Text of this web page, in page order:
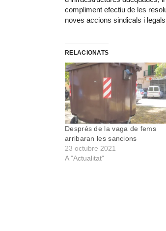
compliment efectiu de les
noves accions sindicals i
RELACIONATS
Després de la vaga de fems
arribaran les sancions
23 octubre 2021
A "Actualitat"